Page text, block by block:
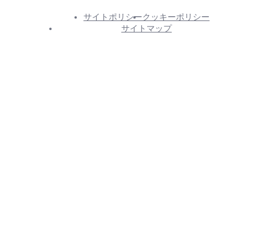
サイトポリシークッキーポリシー
サイトマップ